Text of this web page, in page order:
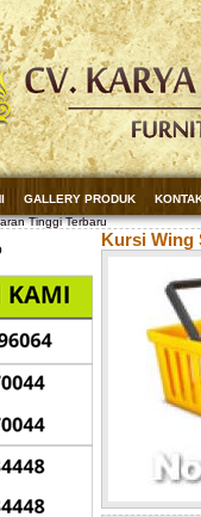
GALLERY PRODUK
Tinggi Terbaru
Kursi Wing